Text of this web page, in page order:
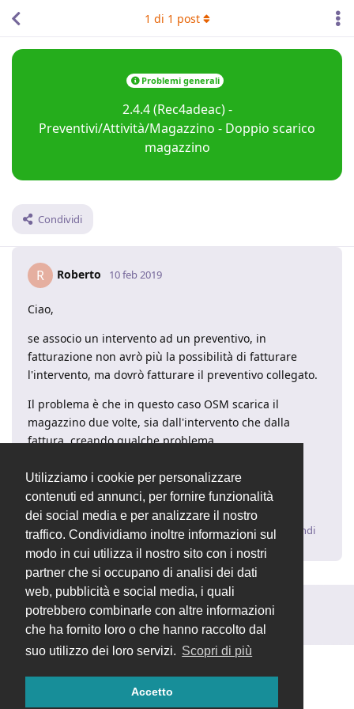
Utilizziamo i cookie per personalizzare
contenuti ed annunci, per fornire funzionalità
dei social media e per analizzare il nostro
traffico. Condividiamo inoltre informazioni sul
modo in cui utilizza il nostro sito con i nostri
partner che si occupano di analisi dei dati
web, pubblicità e social media, i quali
potrebbero combinarle con altre informazioni
che ha fornito loro o che hanno raccolto dal
suo utilizzo dei loro servizi. Scopri di più
Accetto
Problemi generali
2.4.4 (Rec4adeac) -
Preventivi/Attività/Magazzino - Doppio scarico
magazzino
Condividi
1 di 1 post
R Roberto 10 feb 2019
Ciao,
se associo un intervento ad un preventivo, in
fatturazione non avrò più la possibilità di fatturare
l'intervento, ma dovrò fatturare il preventivo collegato.
Il problema è che in questo caso OSM scarica il
magazzino due volte, sia dall'intervento che dalla
fattura, creando qualche problema...
Grazie
R
Rispondi
Rispondi alla discussione...